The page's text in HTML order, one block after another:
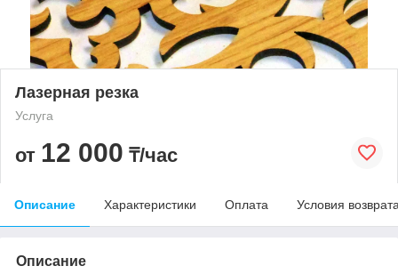
Лазерная резка
Услуга
от 12 000 ₸/час
Описание Характеристики Оплата Условия
Описание